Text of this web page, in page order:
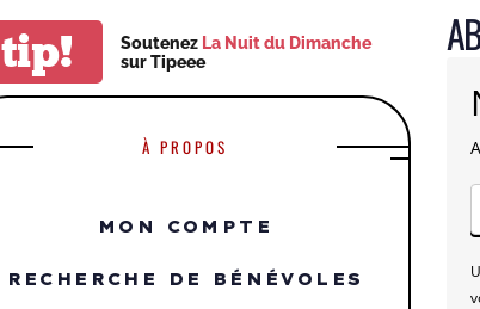
tip! Soutenez La Nuit du Dimanche
sur Tipeee
À PROPOS
MON COMPTE
RECHERCHE DE BÉNÉVOLES